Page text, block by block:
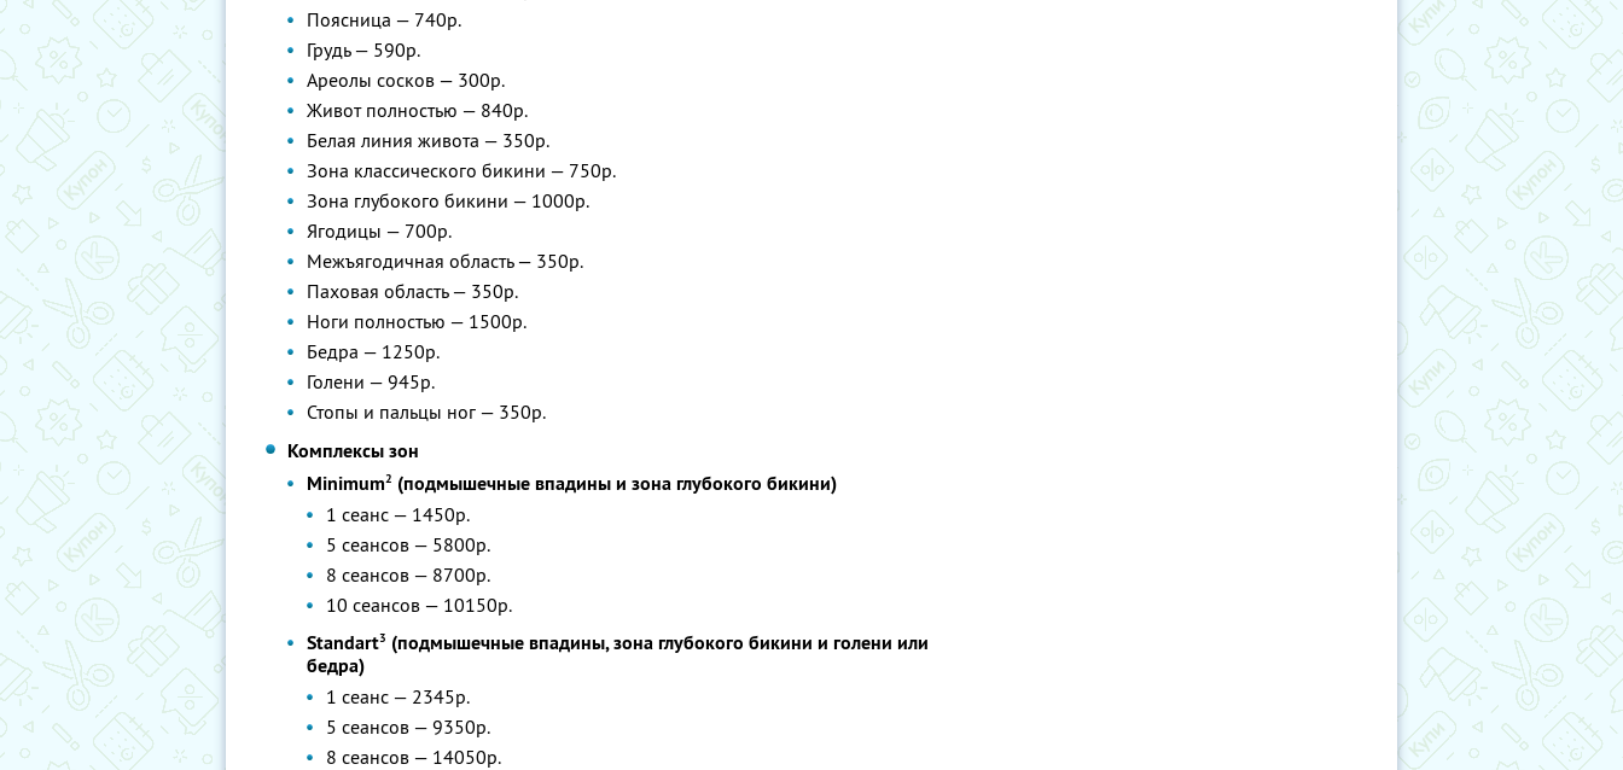
Поясница — 740р.
Грудь — 590р.
Ареолы сосков — 300р.
Живот полностью — 840р.
Белая линия живота — 350р.
Зона классического бикини — 750р.
Зона глубокого бикини — 1000р.
Ягодицы — 700р.
Межъягодичная область — 350р.
Паховая область — 350р.
Ноги полностью — 1500р.
Бедра — 1250р.
Голени — 945р.
Стопы и пальцы ног — 350р.
Комплексы зон
Minimum2 (подмышечные впадины и зона глубокого бикини)
1 сеанс — 1450р.
5 сеансов — 5800р.
8 сеансов — 8700р.
10 сеансов — 10150р.
Standart3 (подмышечные впадины, зона глубокого бикини и голени или
бедра)
1 сеанс — 2345р.
5 сеансов — 9350р.
8 сеансов — 14050р.